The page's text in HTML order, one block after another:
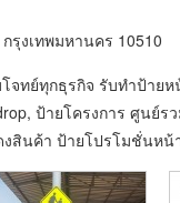
รุงเทพมหานคร 10510
ทย์ทุกธุรกิจ รับทำป้าย
ป้ายโครงการ ศูนย์ร
สินค้า ป้ายโปรโมชั่นหน้